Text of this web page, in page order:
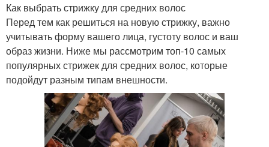
Как выбрать стрижку для средних волос
Перед тем как решиться на новую стрижку, важно
учитывать форму вашего лица, густоту волос и ваш
образ жизни. Ниже мы рассмотрим топ-10 самых
популярных стрижек для средних волос, которые
подойдут разным типам внешности.